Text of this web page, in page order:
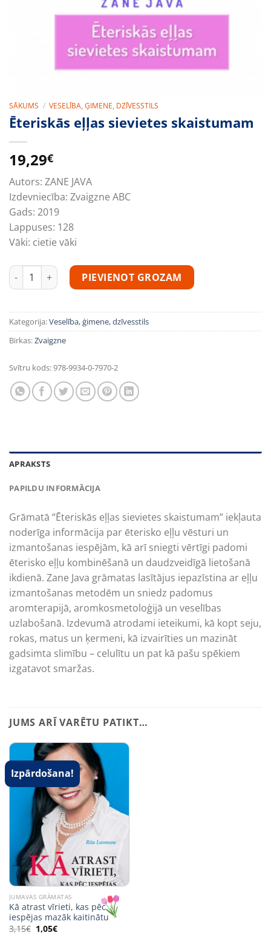
SĀKUMS / VESELĪBA, ĢIMENE, DZĪVESSTILS
Ēteriskās eļļas sievietes skaistumam
19,29€
Autors: ZANE JAVA
Izdevniecība: Zvaigzne ABC
Gads: 2019
Lappuses: 128
Vāki: cietie vāki
Ēteriskās eļļas sievietes skaistumam daudzums
PIEVIENOT GROZAM
Kategorija:Veselība, ģimene, dzīvesstils
Birkas:Zvaigzne
Svītru kods:978-9934-0-7970-2
APRAKSTS
PAPILDU INFORMĀCIJA
Grāmatā “Ēteriskās eļļas sievietes skaistumam” iekļauta
noderīga informācija par ēterisko eļļu vēsturi un
izmantošanas iespējām, kā arī sniegti vērtīgi padomi
ēterisko eļļu kombinēšanā un daudzveidīgā lietošanā
ikdienā. Zane Java grāmatas lasītājus iepazīstina ar eļļu
izmantošanas metodēm un sniedz padomus
aromterapijā, aromkosmetoloģijā un veselības
uzlabošanā. Izdevumā atrodami ieteikumi, kā kopt seju,
rokas, matus un ķermeni, kā izvairīties un mazināt
gadsimta slimību – celulītu un pat kā pašu spēkiem
izgatavot smaržas.
JUMS ARĪ VARĒTU PATIKT…
Izpārdošana!
JUMAVAS GRĀMATAS
Kā atrast vīrieti, kas pēc
iespējas mazāk kaitinātu
3,15€ Original
price
1,05€Current
price